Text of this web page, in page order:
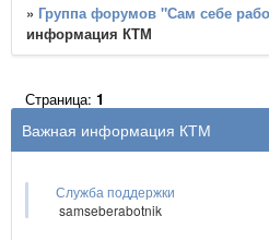
» Группа форумов "Сам себе
информация КТМ
Важная информация КТМ
Страница:1
Служба поддержки
samseberabotnik